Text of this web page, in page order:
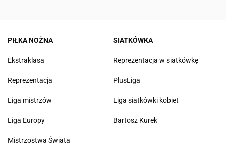
PIŁKA NOŻNA
Ekstraklasa
Reprezentacja
Liga mistrzów
Liga Europy
Mistrzostwa Świata
SIATKÓWKA
Reprezentacja w siatkówkę
PlusLiga
Liga siatkówki kobiet
Bartosz Kurek